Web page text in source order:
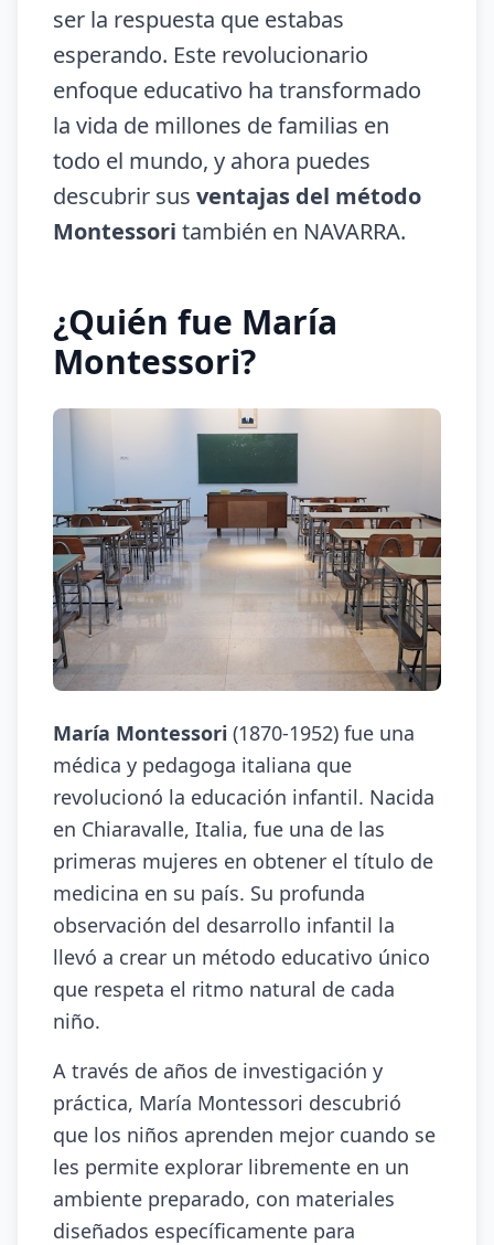
ser la respuesta que estabas
esperando. Este revolucionario
enfoque educativo ha transformado
la vida de millones de familias en
todo el mundo, y ahora puedes
descubrir sus ventajas del método
Montessori también en NAVARRA.
¿Quién fue María
Montessori?
María Montessori (1870-1952) fue una
médica y pedagoga italiana que
revolucionó la educación infantil. Nacida
en Chiaravalle, Italia, fue una de las
primeras mujeres en obtener el título de
medicina en su país. Su profunda
observación del desarrollo infantil la
llevó a crear un método educativo único
que respeta el ritmo natural de cada
niño.
A través de años de investigación y
práctica, María Montessori descubrió
que los niños aprenden mejor cuando se
les permite explorar libremente en un
ambiente preparado, con materiales
diseñados específicamente para